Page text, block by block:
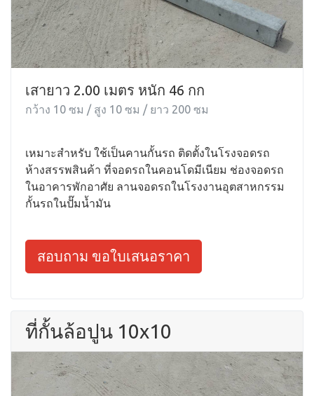
เสายาว 2.00 เมตร หนัก 46 กก
กว้าง 10 ซม / สูง 10 ซม / ยาว 200 ซม
เหมาะสำหรับ ใช้เป็นคานกั้นรถ ติดตั้งในโรงจอดรถ
ห้างสรรพสินค้า ที่จอดรถในคอนโดมีเนียม ช่องจอดรถ
ในอาคารพักอาศัย ลานจอดรถในโรงงานอุตสาหกรรม
กั้นรถในปั๊มน้ำมัน
สอบถาม ขอใบเสนอราคา
ที่กั้นล้อปูน 10x10